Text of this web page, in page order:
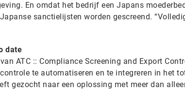
En omdat het bedrijf een Japans
sanctielijsten worden gescreend.
date
ATC :: Compliance Screening and Export
te automatiseren en te integreren in het
gezocht naar een oplossing met meer dan